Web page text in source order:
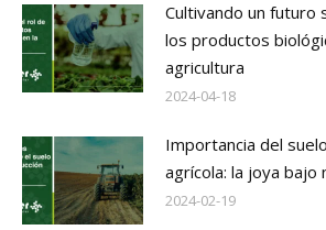
Cultivando un futuro
los productos
agricultura
2024-04-18
Importancia del
agrícola: la joya bajo
2024-02-19